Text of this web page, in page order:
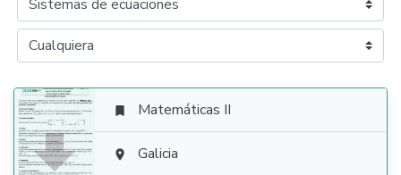

 Matemáticas II
 Galicia